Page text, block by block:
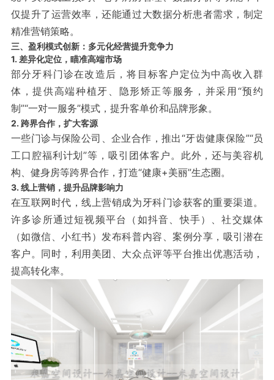
仅提升了运营效率，还能通过大数据分析患者需求，制定
精准营销策略。
三、盈利模式创新：多元化经营提升竞争力
1. 差异化定位，瞄准高端市场
部分牙科门诊在改造后，将目标客户定位为中高收入群
体，提供高端种植牙、隐形矫正等服务，并采用“预约
制”“一对一服务”模式，提升客单价和品牌形象。
2. 跨界合作，扩大客源
一些门诊与保险公司、企业合作，推出“牙齿健康保险”“员
工口腔福利计划”等，吸引团体客户。此外，还与美容机
构、健身房等跨界合作，打造“健康+美丽”生态圈。
3. 线上营销，提升品牌影响力
在互联网时代，线上营销成为牙科门诊获客的重要渠道。
许多诊所通过短视频平台（如抖音、快手）、社交媒体
（如微信、小红书）发布科普内容、案例分享，吸引潜在
客户。同时，利用美团、大众点评等平台推出优惠活动，
提高转化率。